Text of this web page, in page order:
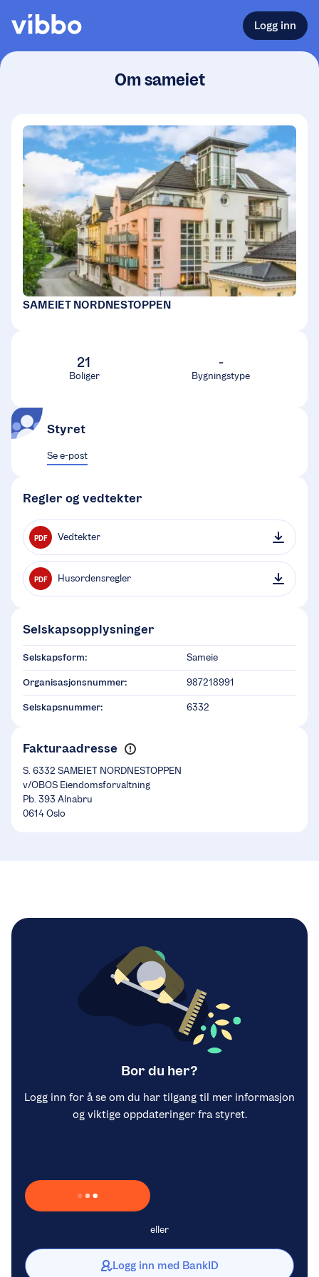
Logg inn
Om sameiet
SAMEIET NORDNESTOPPEN
21
Boliger
-
Bygningstype
Styret
Se e-post
Regler og vedtekter
PDF Vedtekter
PDF Husordensregler
Selskapsopplysninger
Selskapsform: Sameie
Organisasjonsnummer: 987218991
Selskapsnummer: 6332
Fakturaadresse
S. 6332 SAMEIET NORDNESTOPPEN
v/OBOS Eiendomsforvaltning
Pb. 393 Alnabru
0614 Oslo
Bor du her?
Logg inn for å se om du har tilgang til mer informasjon
og viktige oppdateringer fra styret.
Laster inn Vipps …
eller
Logg inn med BankID